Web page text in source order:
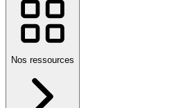
Nos ressources